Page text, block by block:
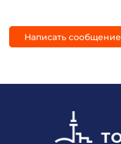
Написать сообщение